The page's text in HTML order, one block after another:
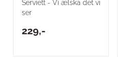
Serviett - Vi ælska det vi
ser
229,-